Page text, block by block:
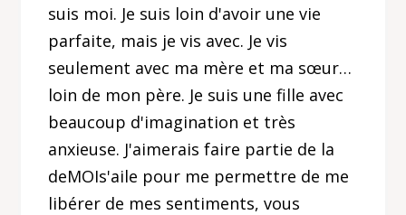
suis moi. Je suis loin d'avoir une vie
parfaite, mais je vis avec. Je vis
seulement avec ma mère et ma sœur…
loin de mon père. Je suis une fille avec
beaucoup d'imagination et très
anxieuse. J'aimerais faire partie de la
deMOIs'aile pour me permettre de me
libérer de mes sentiments, vous